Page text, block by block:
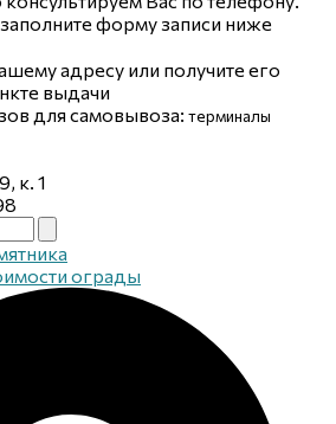
форму записи ниже
адресу или получите его
выдачи
для самовывоза: терминалы
к. 1
ограды